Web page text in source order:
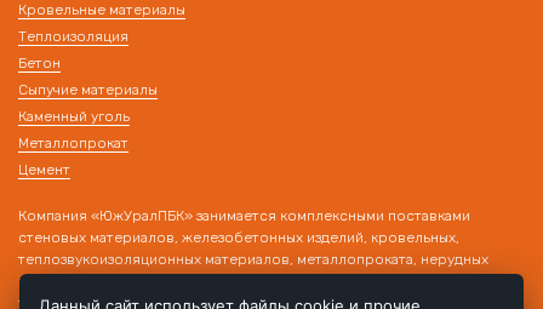
Кровельные материалы
Теплоизоляция
Бетон
Сыпучие материалы
Каменный уголь
Металлопрокат
Цемент
Компания «ЮжУралПБК» занимается комплексными поставками
стеновых материалов, железобетонных изделий, кровельных,
теплозвукоизоляционных материалов, металлопроката, нерудных
материалов на строительные объекты. Наличие собственного
транспорта и склада позволяет производить поставку товара в день